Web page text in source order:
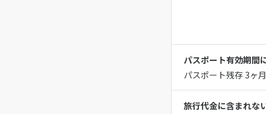
パスポート有効期間
パスポート残存 3ヶ
旅行代金に含まれな